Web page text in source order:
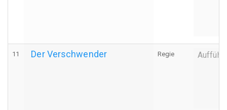
11 Der Verschwender Regie